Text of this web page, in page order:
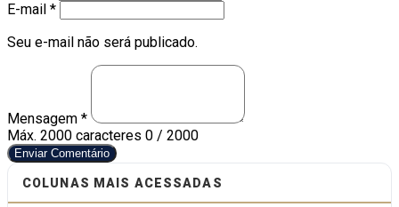
E-mail *
Seu e-mail não será publicado.
Mensagem *
Máx. 2000 caracteres 0 / 2000
Enviar Comentário
COLUNAS MAIS ACESSADAS